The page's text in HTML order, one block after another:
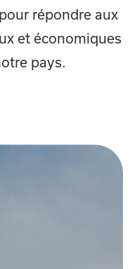
répondre aux
et économiques
pays.